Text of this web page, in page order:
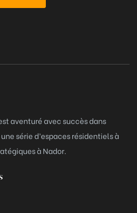
aventuré avec succès dans
série d’espaces résidentiels à
à Nador.